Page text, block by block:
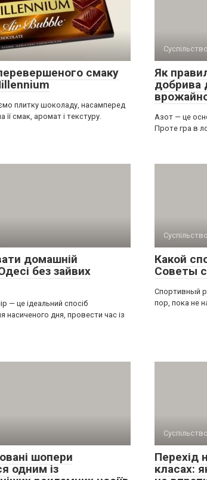
смаку
плитку шоколаду, насамперед
її смак, аромат і текстуру.
Суспільство
Як
добрива
Азот — це
Проте гра в
домашній
без зайвих
— це ідеальний спосіб
насиченого дня, провести час із
Суспільство
Какой
Советы
Спортивный
пор, пока не
шопери
одним із
Суспільство
Перехід
класах: